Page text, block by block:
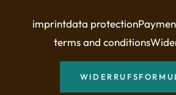
imprintdata protection
terms and conditions